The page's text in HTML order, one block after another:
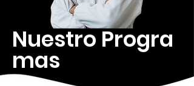
Nuestro Progra
mas